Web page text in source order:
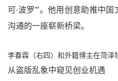
可·波罗’”。他用创意助推中
沟通的一座崭新桥梁。
李春霖（右四）和外籍博主在菏泽
从盗版乱象中窥见创业机遇